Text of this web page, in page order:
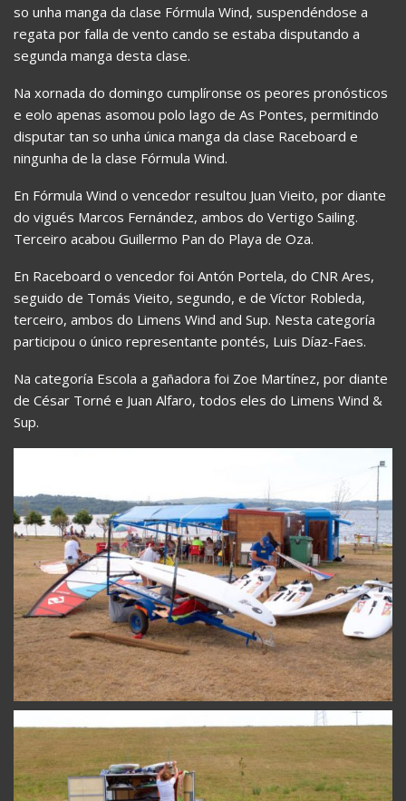
so unha manga da clase Fórmula Wind, suspendéndose a
regata por falla de vento cando se estaba disputando a
segunda manga desta clase.
Na xornada do domingo cumplíronse os peores pronósticos
e eolo apenas asomou polo lago de As Pontes, permitindo
disputar tan so unha única manga da clase Raceboard e
ningunha de la clase Fórmula Wind.
En Fórmula Wind o vencedor resultou Juan Vieito, por diante
do vigués Marcos Fernández, ambos do Vertigo Sailing.
Terceiro acabou Guillermo Pan do Playa de Oza.
En Raceboard o vencedor foi Antón Portela, do CNR Ares,
seguido de Tomás Vieito, segundo, e de Víctor Robleda,
terceiro, ambos do Limens Wind and Sup. Nesta categoría
participou o único representante pontés, Luis Díaz-Faes.
Na categoría Escola a gañadora foi Zoe Martínez, por diante
de César Torné e Juan Alfaro, todos eles do Limens Wind &
Sup.